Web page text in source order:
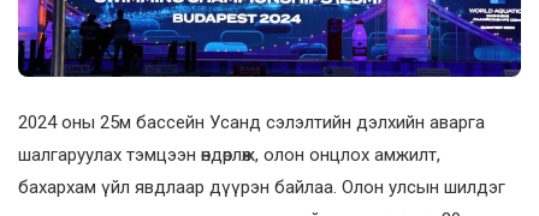
2024 оны 25м бассейн Усанд сэлэлтийн дэлхийн аварга
шалгаруулах тэмцээн өндөрлөж, олон онцлох амжилт,
бахархам үйл явдлаар дүүрэн байлаа. Олон улсын шилдэг